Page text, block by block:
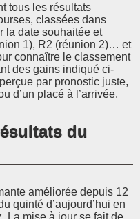
tous les résultats
classées dans
la date souhaitée et
1), R2 (réunion 2)… et
connaître le classement
des gains indiqué ci-
par pronostic juste,
d’un placé à l’arrivée.
du
améliorée depuis 12
quinté d’aujourd’hui en
La mise à jour se fait de